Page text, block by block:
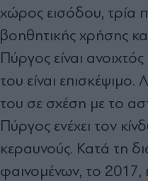
χώρος εισόδου, τρία
βοηθητικής χρήσης
Πύργος είναι
του είναι
του σε σχέση με το
Πύργος ενέχει τον
κεραυνούς. Κατά τη
φαινομένων, το